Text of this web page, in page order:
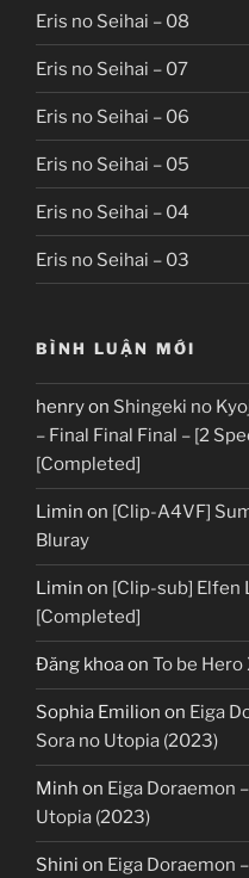
Eris no Seihai – 08
Eris no Seihai – 07
Eris no Seihai – 06
Eris no Seihai – 05
Eris no Seihai – 04
Eris no Seihai – 03
BÌNH LUẬN MỚI
henryon Shingeki no
– Final Final Final – [2
[Completed]
Limin on [Clip-A4VF]
Bluray
Limin on [Clip-sub] Elfen
[Completed]
Đăng khoaon To be Hero
Sophia Emilion on Eiga
Sora no Utopia (2023)
Minh on Eiga Doraemon
Utopia (2023)
Shini on Eiga Doraemon